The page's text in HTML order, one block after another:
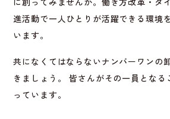
進活動で一人ひとりが活躍できる環境
います。
共になくてはならないナンバーワンの
きましょう。 皆さんがその一員となる
っています。